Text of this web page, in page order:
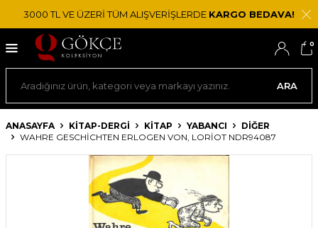
3000 TL VE ÜZERİ TÜM ALIŞVERİŞLERDE KARGO BEDAVA!
ARA
0
ANASAYFA KİTAP-DERGİ KITAP YABANCI
DIĞER
WAHRE GESCHICHTEN ERLOGEN VON, LORIOT NDR94087